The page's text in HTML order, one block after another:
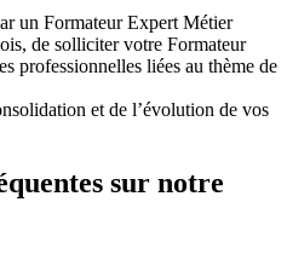
un Formateur Expert Métier
de solliciter votre Formateur
professionnelles liées au thème de
et de l’évolution de vos
sur notre